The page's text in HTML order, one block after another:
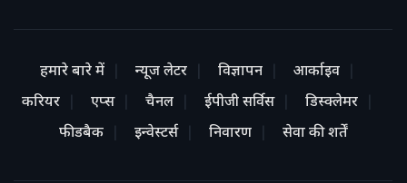
हमारे बारे में न्यूज लेटर विज्ञापन
आर्काइव
करियर
एप्स चैनल ईपीजी सर्विस
डिस्क्लेमर
फीडबैक
इन्वेस्टर्स निवारण सेवा की शर्तें